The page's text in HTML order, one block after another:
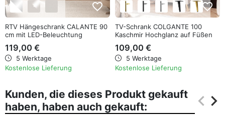
favorite_border
RTV Hängeschrank CALANTE 90
cm mit LED-Beleuchtung
119,00 €
5 Werktage
Kostenlose Lieferung
favorite_border
TV-Schrank COLGANTE 100
Kaschmir Hochglanz auf Füßen
109,00 €
5 Werktage
Kostenlose Lieferung
Kunden, die dieses Produkt gekauft
haben, haben auch gekauft:
keyboard_arrow_left
keyboard_arrow_right